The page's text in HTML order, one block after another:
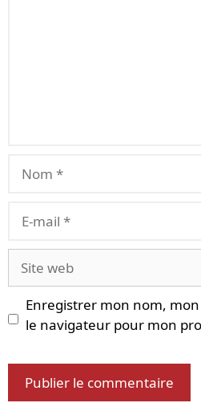
mail
web
Enregistrer mon nom,
le navigateur pour mon